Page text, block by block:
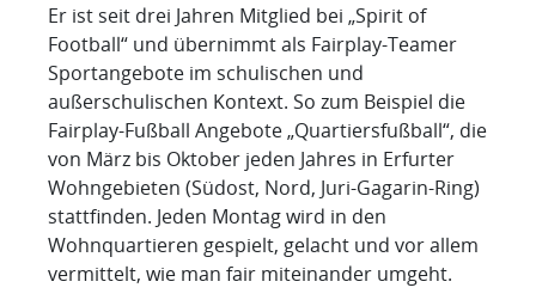
Er ist seit drei Jahren Mitglied bei „Spirit of
Football“ und übernimmt als Fairplay-Teamer
Sportangebote im schulischen und
außerschulischen Kontext. So zum Beispiel die
Fairplay-Fußball Angebote „Quartiersfußball“, die
von März bis Oktober jeden Jahres in Erfurter
Wohngebieten (Südost, Nord, Juri-Gagarin-Ring)
stattfinden. Jeden Montag wird in den
Wohnquartieren gespielt, gelacht und vor allem
vermittelt, wie man fair miteinander umgeht.